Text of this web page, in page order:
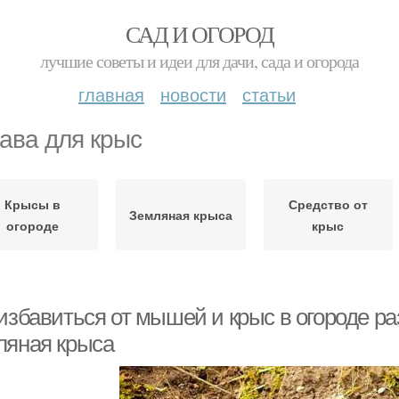
САД И ОГОРОД
лучшие советы и идеи для дачи, сада и огорода
главная новости статьи
для крыс
Крысы в
огороде
Земляная крыса
Средство от
крыс
от мышей и крыс в огороде
крыса